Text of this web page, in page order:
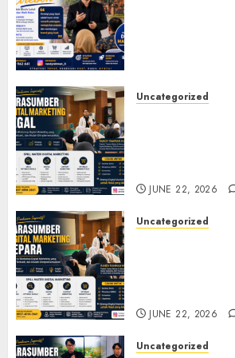
Uncategorized
JUNE 22, 2026
Uncategorized
JUNE 22, 2026
Uncategorized